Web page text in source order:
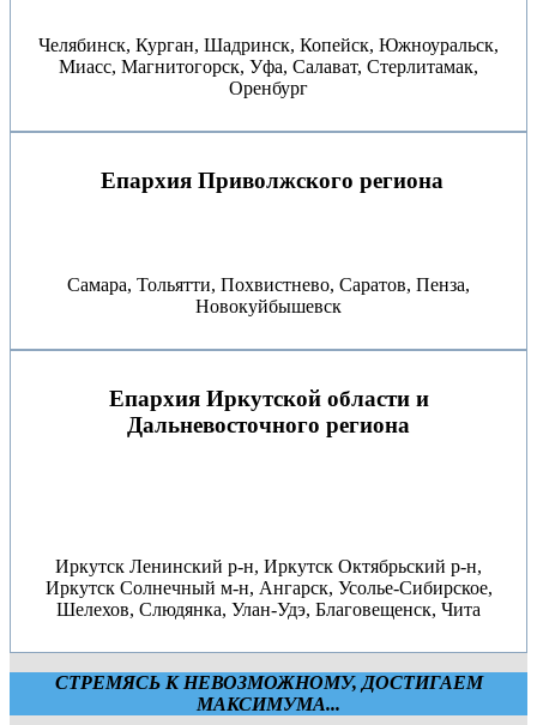
Челябинск, Курган, Шадринск, Копейск, Южноуральск,
Миасс, Магнитогорск, Уфа, Салават, Стерлитамак,
Оренбург
Епархия Приволжского региона
Самара, Тольятти, Похвистнево, Саратов, Пенза,
Новокуйбышевск
Епархия Иркутской области и
Дальневосточного региона
Иркутск Ленинский р-н, Иркутск Октябрьский р-н,
Иркутск Солнечный м-н, Ангарск, Усолье-Сибирское,
Шелехов, Слюдянка, Улан-Удэ, Благовещенск, Чита
СТРЕМЯСЬ К НЕВОЗМОЖНОМУ, ДОСТИГАЕМ
МАКСИМУМА...